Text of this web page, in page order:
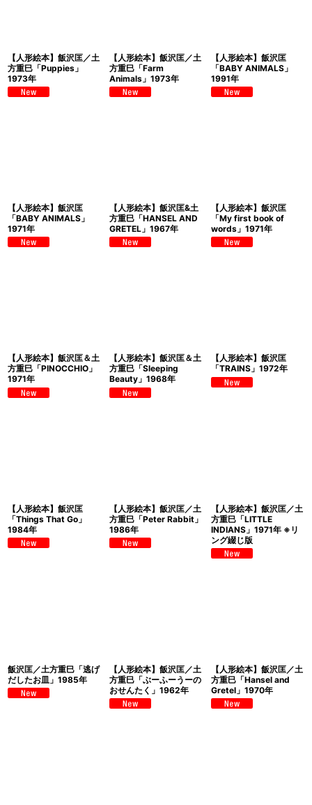
【人形絵本】飯沢匡／土
方重巳「Puppies」
1973年
【人形絵本】飯沢匡／土
方重巳「Farm
Animals」1973年
【人形絵本】飯沢匡
「BABY ANIMALS」
1991年
【人形絵本】飯沢匡
「BABY ANIMALS」
1971年
【人形絵本】飯沢匡&土
方重巳「HANSEL AND
GRETEL」1967年
【人形絵本】飯沢匡
「My first book of
words」1971年
【人形絵本】飯沢匡＆土
方重巳「PINOCCHIO」
1971年
【人形絵本】飯沢匡＆土
方重巳「Sleeping
Beauty」1968年
【人形絵本】飯沢匡
「TRAINS」1972年
【人形絵本】飯沢匡
「Things That Go」
1984年
【人形絵本】飯沢匡／土
方重巳「Peter Rabbit」
1986年
【人形絵本】飯沢匡／土
方重巳「LITTLE
INDIANS」1971年 ※リ
ング綴じ版
飯沢匡／土方重巳「逃げ
だしたお皿」1985年
【人形絵本】飯沢匡／土
方重巳「ぶーふーうーの
おせんたく」1962年
【人形絵本】飯沢匡／土
方重巳「Hansel and
Gretel」1970年